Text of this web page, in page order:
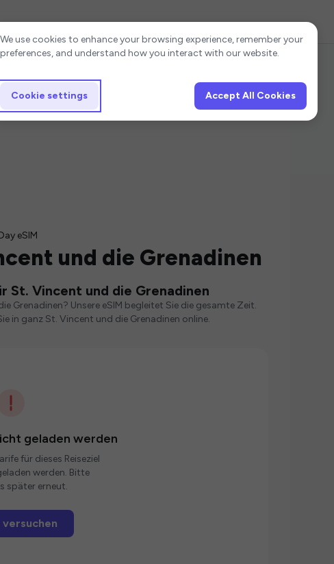
eSIM
und die Grenadinen
St. Vincent und die Grenadinen
Grenadinen? Unsere eSIM begleitet Sie die gesamte Zeit.
in ganz St. Vincent und die Grenadinen online.
geladen werden
für dieses Reiseziel
werden. Bitte
später erneut.
Cookie settings
We use cookies to enhance your browsing experience, remember your
preferences, and understand how you interact with our website.
Cookie settings Accept All Cookies